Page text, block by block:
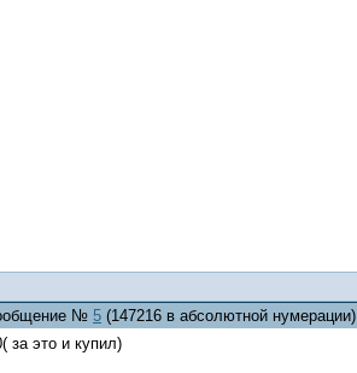
№ 5 (147216 в абсолютной нумерации)
за это и купил)